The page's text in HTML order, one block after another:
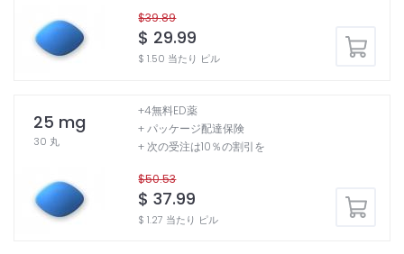
$39.89
$ 29.99
$ 1.50 当たり ピル
25 mg
30 丸
$50.53
$ 37.99
$ 1.27 当たり ピル
+4無料ED薬
+ パッケージ配達保険
+ 次の受注は10％の割引を